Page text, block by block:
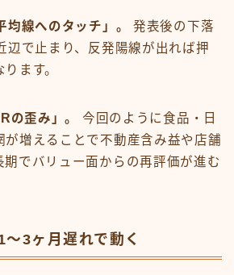
線へのタッチ」。
発表後の下落
辺で止まり、反発陽線が出れば押
ます。
の歪み」。
今回のように食品・日
が増えることで不動産含み益や店舗
でバリュー面からの再評価が進む
〜3ヶ月遅れで動く